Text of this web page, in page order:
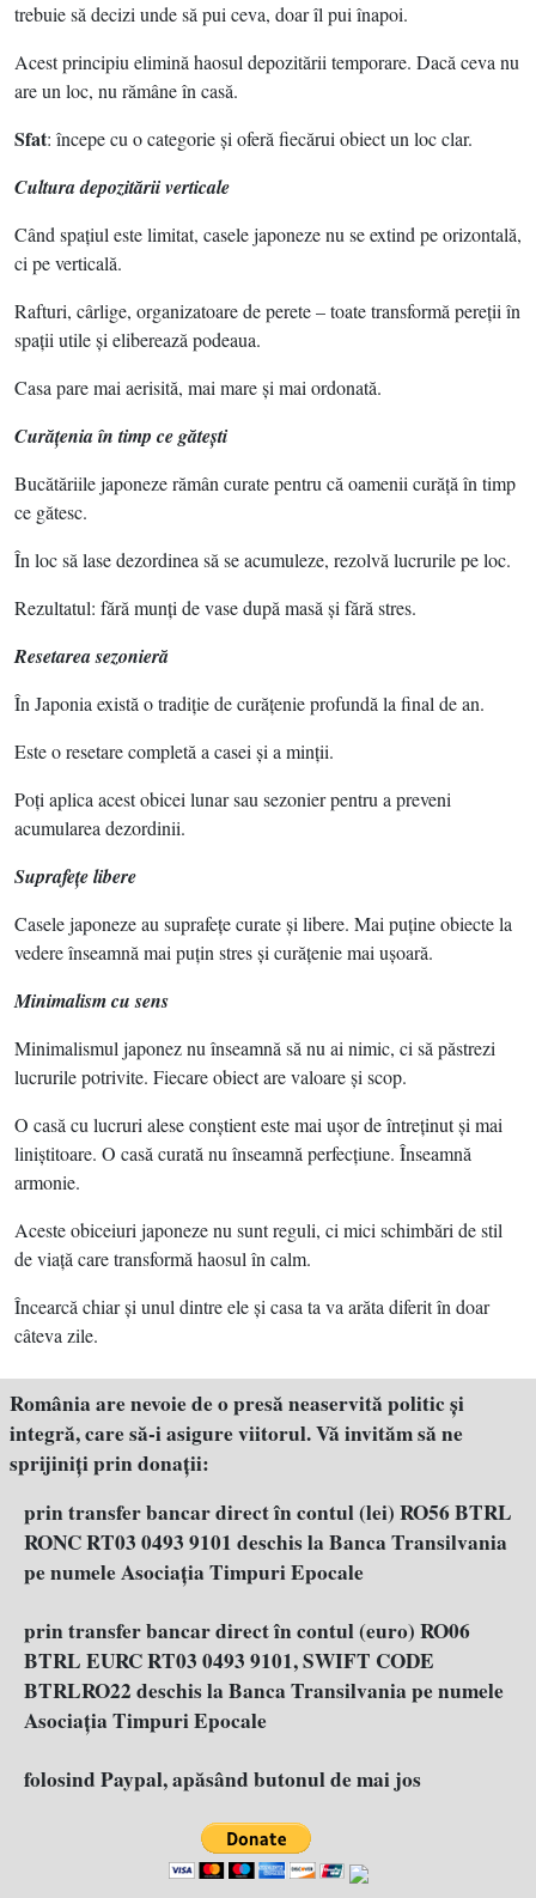
trebuie să decizi unde să pui ceva, doar îl pui înapoi.
Acest principiu elimină haosul depozitării temporare. Dacă ceva nu
are un loc, nu rămâne în casă.
Sfat: începe cu o categorie şi oferă fiecărui obiect un loc clar.
Cultura depozitării verticale
Când spaţiul este limitat, casele japoneze nu se extind pe orizontală,
ci pe verticală.
Rafturi, cârlige, organizatoare de perete – toate transformă pereţii în
spaţii utile şi eliberează podeaua.
Casa pare mai aerisită, mai mare şi mai ordonată.
Curăţenia în timp ce găteşti
Bucătăriile japoneze rămân curate pentru că oamenii curăţă în timp
ce gătesc.
În loc să lase dezordinea să se acumuleze, rezolvă lucrurile pe loc.
Rezultatul: fără munţi de vase după masă şi fără stres.
Resetarea sezonieră
În Japonia există o tradiţie de curăţenie profundă la final de an.
Este o resetare completă a casei şi a minţii.
Poţi aplica acest obicei lunar sau sezonier pentru a preveni
acumularea dezordinii.
Suprafeţe libere
Casele japoneze au suprafeţe curate şi libere. Mai puţine obiecte la
vedere înseamnă mai puţin stres şi curăţenie mai uşoară.
Minimalism cu sens
Minimalismul japonez nu înseamnă să nu ai nimic, ci să păstrezi
lucrurile potrivite. Fiecare obiect are valoare şi scop.
O casă cu lucruri alese conştient este mai uşor de întreţinut şi mai
liniştitoare. O casă curată nu înseamnă perfecţiune. Înseamnă
armonie.
Aceste obiceiuri japoneze nu sunt reguli, ci mici schimbări de stil
de viaţă care transformă haosul în calm.
Încearcă chiar şi unul dintre ele şi casa ta va arăta diferit în doar
câteva zile.
România are nevoie de o presă neaservită politic şi
integră, care să-i asigure viitorul. Vă invităm să ne
sprijiniţi prin donaţii:
prin transfer bancar direct în contul (lei) RO56 BTRL
RONC RT03 0493 9101 deschis la Banca Transilvania
pe numele Asociația Timpuri Epocale
prin transfer bancar direct în contul (euro) RO06
BTRL EURC RT03 0493 9101, SWIFT CODE
BTRLRO22 deschis la Banca Transilvania pe numele
Asociația Timpuri Epocale
folosind Paypal, apăsând butonul de mai jos